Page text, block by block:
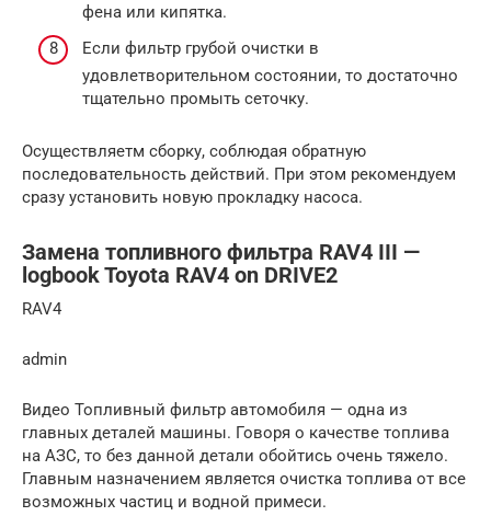
фена или кипятка.
Если фильтр грубой очистки в
удовлетворительном состоянии, то достаточно
тщательно промыть сеточку.
Осуществляетм сборку, соблюдая обратную
последовательность действий. При этом рекомендуем
сразу установить новую прокладку насоса.
Замена топливного фильтра RAV4 III —
logbook Toyota RAV4 on DRIVE2
RAV4
admin
Видео Топливный фильтр автомобиля — одна из
главных деталей машины. Говоря о качестве топлива
на АЗС, то без данной детали обойтись очень тяжело.
Главным назначением является очистка топлива от все
возможных частиц и водной примеси.